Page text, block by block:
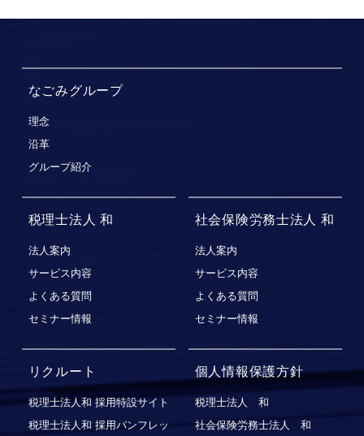
なごみグループ
理念
沿革
グループ紹介
税理士法人 和
法人案内
サービス内容
よくある質問
セミナー情報
社会保険労務士法人 和
法人案内
サービス内容
よくある質問
セミナー情報
リクルート
税理士法人和 採用特設サイト
税理士法人和 採用パンフレッ
個人情報保護方針
税理士法人 和
社会保険労務士法人 和